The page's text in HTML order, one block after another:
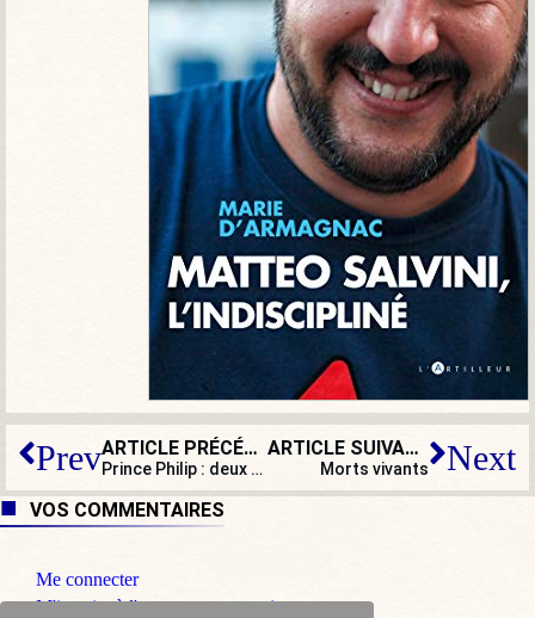
Prev ARTICLE PRÉCÉDENT
Prince Philip : deux pas derrière la reine
ARTICLE SUIVANT
Morts vivants Next
VOS COMMENTAIRES
Me connecter
M'inscrire à l'espace commentaire